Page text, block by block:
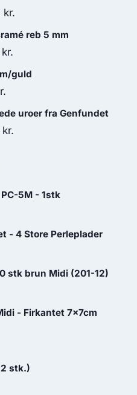
kr.
reb 5 mm
kr.
guld
uroer fra Genfundet
kr.
5M - 1stk
- 4 Store Perleplader
stk brun Midi (201-12)
- Firkantet 7x7cm
stk.)